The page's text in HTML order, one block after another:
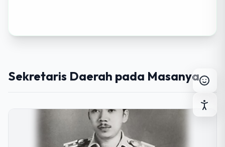
Sekretaris Daerah pada Masanya
Pertebal Huruf